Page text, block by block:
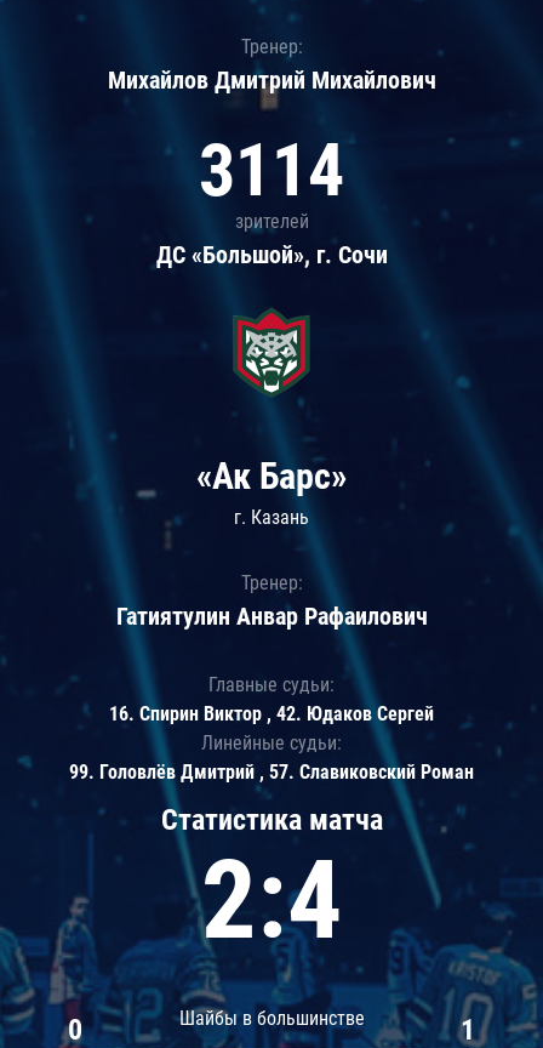
Тренер:
Михайлов Дмитрий Михайлович
3114
зрителей
ДС «Большой», г. Сочи
Статистика матча
2:4
Шайбы в большинстве
0 1
«Ак Барс»
г. Казань
Тренер:
Гатиятулин Анвар Рафаилович
Главные судьи:
16. Спирин Виктор , 42. Юдаков Сергей
Линейные судьи:
99. Головлёв Дмитрий , 57. Славиковский Роман